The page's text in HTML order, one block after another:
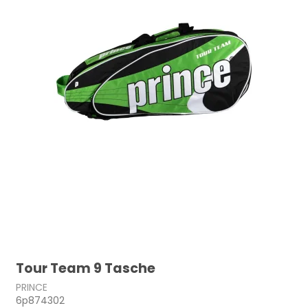
Tour Team 9 Tasche
PRINCE
6p874302